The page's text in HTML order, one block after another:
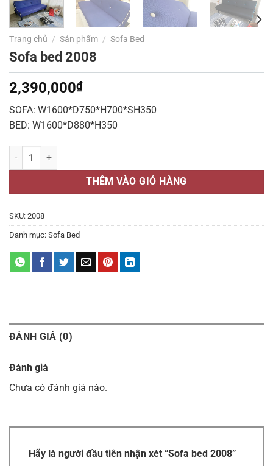
Trang chủ / Sản phẩm / Sofa Bed
Sofa bed 2008
2,390,000₫
SOFA: W1600*D750*H700*SH350
BED: W1600*D880*H350
Sofa bed 2008 số lượng
THÊM VÀO GIỎ HÀNG
SKU: 2008
Danh mục: Sofa Bed
ĐÁNH GIÁ (0)
Đánh giá
Chưa có đánh giá nào.
Hãy là người đầu tiên nhận xét “Sofa bed 2008”